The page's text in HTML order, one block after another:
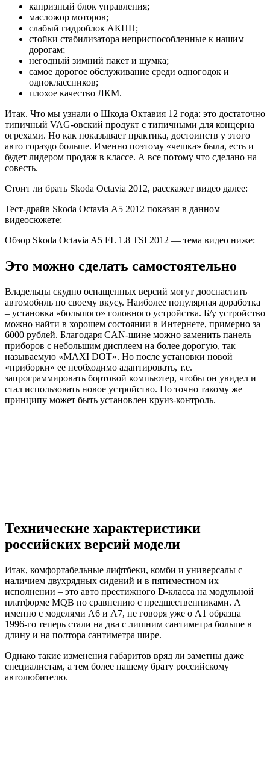
капризный блок управления;
масложор моторов;
слабый гидроблок АКПП;
стойки стабилизатора неприспособленные к нашим
дорогам;
негодный зимний пакет и шумка;
самое дорогое обслуживание среди одногодок и
одноклассников;
плохое качество ЛКМ.
Итак. Что мы узнали о Шкода Октавия 12 года: это достаточно
типичный VAG-овский продукт с типичными для концерна
огрехами. Но как показывает практика, достоинств у этого
авто гораздо больше. Именно поэтому «чешка» была, есть и
будет лидером продаж в классе. А все потому что сделано на
совесть.
Стоит ли брать Skoda Octavia 2012, расскажет видео далее:
Тест-драйв Skoda Octavia А5 2012 показан в данном
видеосюжете:
Обзор Skoda Octavia A5 FL 1.8 TSI 2012 — тема видео ниже:
Это можно сделать самостоятельно
Владельцы скудно оснащенных версий могут дооснастить
автомобиль по своему вкусу. Наиболее популярная доработка
– установка «большого» головного устройства. Б/у устройство
можно найти в хорошем состоянии в Интернете, примерно за
6000 рублей. Благодаря CAN-шине можно заменить панель
приборов с небольшим дисплеем на более дорогую, так
называемую «MAXI DOT». Но после установки новой
«приборки» ее необходимо адаптировать, т.е.
запрограммировать бортовой компьютер, чтобы он увидел и
стал использовать новое устройство. По точно такому же
принципу может быть установлен круиз-контроль.
Технические характеристики
российских версий модели
Итак, комфортабельные лифтбеки, комби и универсалы с
наличием двухрядных сидений и в пятиместном их
исполнении – это авто престижного D-класса на модульной
платформе MQB по сравнению с предшественниками. А
именно с моделями А6 и А7, не говоря уже о А1 образца
1996-го теперь стали на два с лишним сантиметра больше в
длину и на полтора сантиметра шире.
Однако такие изменения габаритов вряд ли заметны даже
специалистам, а тем более нашему брату российскому
автолюбителю.